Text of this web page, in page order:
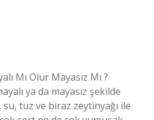
Mı Olur Mayasız Mı ?
ya da mayasız şekilde
tuz ve biraz zeytinyağı ile